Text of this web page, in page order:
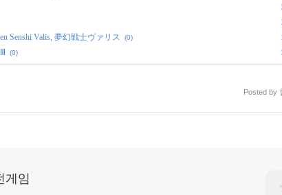
Senshi Valis, 夢幻戦士ヴァリス (0)
(0)
Posted by
게임